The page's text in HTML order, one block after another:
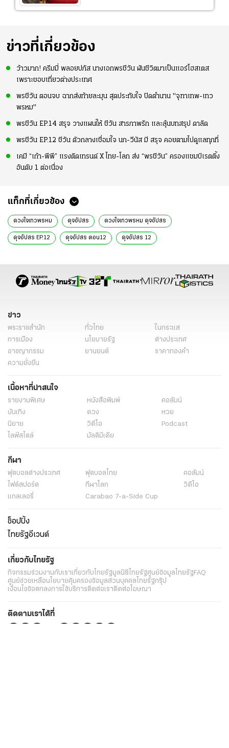
ข่าวที่เกี่ยวข้อง
ว้าวมาก! ครีมมี่ พลอยปภัส นางเอกพรชีวัน ผันชีวิตมาเป็นแอร์โฮสเตส
เพราะชอบเที่ยวต่างประเทศ
พรชีวัน ตอนจบ ฉากส่งท้ายละมุน สุดประทับใจ ปิดตำนาน "จุฑาเทพ-เทว
พรหม"
พรชีวัน EP.14 สรุจ วางแผนให้ ชีวัน สารภาพรัก และลุ้นบทสรุป ดาลัด
พรชีวัน EP.12 ชีวัน ตัวกลางเชื่อมใจ นภ-วีนัส มี สรุจ คอยตามไปดูแลทุกที่
เคมี “เก้า-พีพี” แรงติดเทรนด์ X ไทย-โลก ส่ง “พรชีวัน” ครองแชมป์เรตติ้ง
อันดับ 1 ต่อเนื่อง
แท็กที่เกี่ยวข้อง
ดวงใจเทวพรหม ดุจอัปสร ดวงใจเทวพรหม ดุจอัปสร
ดุจอัปสร EP.12 ดุจอัปสร ตอน12 ดุจอัปสร 12
สุภาพบุรุษจุฑาเทพ รุ่นลูก ดวงใจเทวพรหม นักแสดง
ญดา นริลญา
เทศน์ เฮนรี่ ไมรอน อุ้ม อิษยา กองทัพ พีค มิ้นท์ รัญชน์รวี
เก้า นพเก้า
ดวงใจเทวพรหม รุ่นพ่อแม่
ข่าว
พระราชสำนัก ทั่วไทย
ในกระแส
การเมือง
นโยบายรัฐ
ต่างประเทศ
อาชญากรรม
ยานยนต์
ราคาทองคำ
ความยั่งยืน
เนื้อหาที่น่าสนใจ
รายงานพิเศษ หนังสือพิมพ์
คอลัมน์
บันเทิง
ดวง
หวย
นิยาย
วิดีโอ
Podcast
ไลฟ์สไตล์
มัลติมีเดีย
กีฬา
ฟุตบอลต่่างประเทศ ฟุตบอลไทย
คอลัมน์
ไฟต์สปอร์ต
กีฬาโลก
วิดีโอ
แกลเลอรี่
Carabao 7-a-Side Cup
ช็อปปิ้ง
ไทยรัฐอีเวนต์
เกี่ยวกับไทยรัฐ
กิจกรรมร่วมงานกับเราเกี่ยวกับไทยรัฐมูลนิธิไทยรัฐศูนย์ข้อมูลไทยรัฐFAQ
ศูนย์ช่วยเหลือนโยบายคุ้มครองข้อมูลส่วนบุคคลไทยรัฐกรุ๊ป
เงื่อนไขข้อตกลงการใช้บริการติดต่อเราติดต่อโฆษณา
ติดตามเราได้ที่